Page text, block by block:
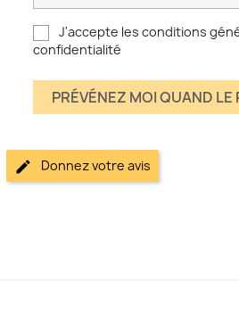
J'accepte les conditions
confidentialité
PRÉVÉNEZ MOI QUAND
Donnez votre avis